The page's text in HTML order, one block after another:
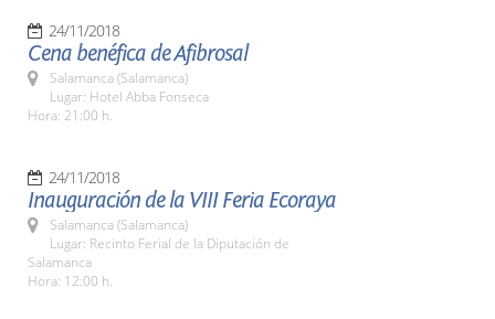
24/11/2018
Cena benéfica de Afibrosal
Salamanca (Salamanca)
Lugar: Hotel Abba Fonseca
Hora: 21:00 h.
24/11/2018
Inauguración de la VIII Feria Ecoraya
Salamanca (Salamanca)
Lugar: Recinto Ferial de la Diputación de
Salamanca
Hora: 12:00 h.